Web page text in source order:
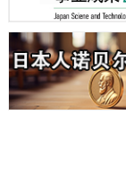
日本学术会议：为
的具体对策
科学研究
大阪大学开发基于
高精度解读
经济・社会
【AI法上篇】如何
庆应义塾大学阐明
制，有望用于开发